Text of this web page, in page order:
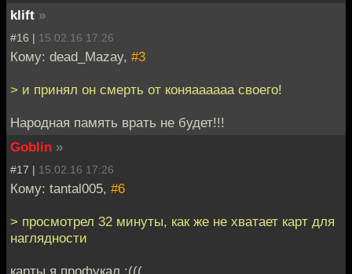
klift »
#16 | 15.02.16 17:26
Кому: dead_Mazay, #3
> и принял он смерть от коняаааааа своего!
Народная память врать не будет!!!
Goblin »
#17 | 15.02.16 17:26
Кому: tantal005, #6
> просмотрел 32 минуты, как же не хватает карт для
наглядности